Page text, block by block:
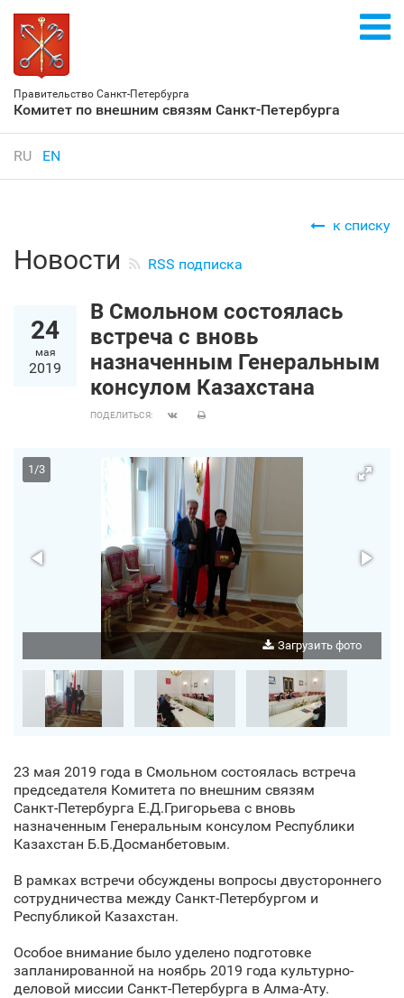
Правительство Санкт‑Петербурга
Комитет по внешним связям Санкт‑Петербурга
RU EN
к списку
Новости RSS подписка
24
мая
2019
В Смольном состоялась
встреча с вновь
назначенным Генеральным
консулом Казахстана
ПОДЕЛИТЬСЯ:
Загрузить фото
1/3
23 мая 2019 года в Смольном состоялась встреча
председателя Комитета по внешним связям
Санкт‑Петербурга Е.Д.Григорьева с вновь
назначенным Генеральным консулом Республики
Казахстан Б.Б.Досманбетовым.
В рамках встречи обсуждены вопросы двустороннего
сотрудничества между Санкт‑Петербургом и
Республикой Казахстан.
Особое внимание было уделено подготовке
запланированной на ноябрь 2019 года культурно-
деловой миссии Санкт‑Петербурга в Алма-Ату.